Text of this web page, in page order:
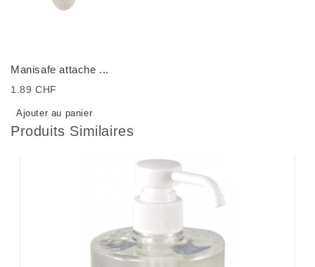
Manisafe attache ...
1.89 CHF
Ajouter au panier
Produits Similaires